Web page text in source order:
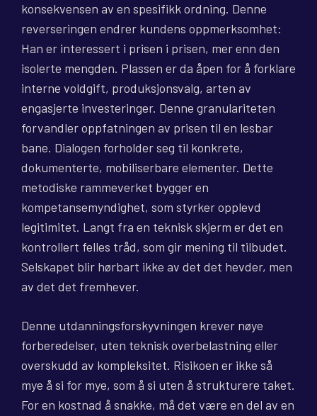
konsekvensen av en spesifikk ordning. Denne
reverseringen endrer kundens oppmerksomhet:
Han er interessert i prisen i prisen, mer enn den
isolerte mengden. Plassen er da åpen for å forklare
interne voldgift, produksjonsvalg, arten av
engasjerte investeringer. Denne granulariteten
forvandler oppfatningen av prisen til en lesbar
bane. Dialogen forholder seg til konkrete,
dokumenterte, mobiliserbare elementer. Dette
metodiske rammeverket bygger en
kompetansemyndighet, som styrker opplevd
legitimitet. Langt fra en teknisk skjerm er det en
kontrollert felles tråd, som gir mening til tilbudet.
Selskapet blir hørbart ikke av det det hevder, men
av det det fremhever.
Denne utdanningsforskyvningen krever nøye
forberedelser, uten teknisk overbelastning eller
overskudd av kompleksitet. Risikoen er ikke så
mye å si for mye, som å si uten å strukturere taket.
For en kostnad å snakke, må det være en del av en